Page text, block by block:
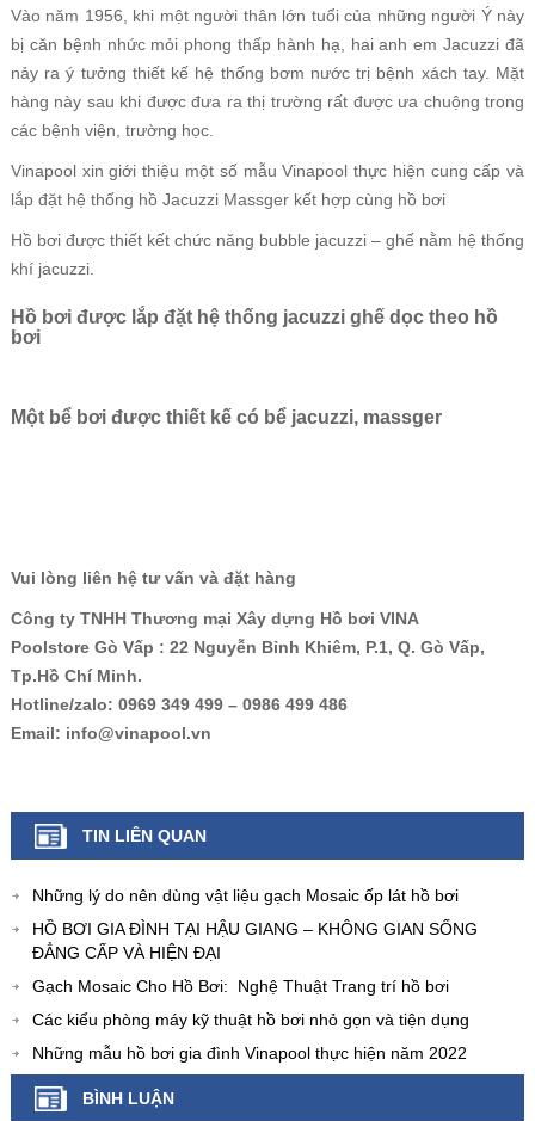
Vào năm 1956, khi một người thân lớn tuổi của những người Ý này
bị căn bệnh nhức mỏi phong thấp hành hạ, hai anh em Jacuzzi đã
nảy ra ý tưởng thiết kế hệ thống bơm nước trị bệnh xách tay. Mặt
hàng này sau khi được đưa ra thị trường rất được ưa chuộng trong
các bệnh viện, trường học.
Vinapool xin giới thiệu một số mẫu Vinapool thực hiện cung cấp và
lắp đặt hệ thống hồ Jacuzzi Massger kết hợp cùng hồ bơi
Hồ bơi được thiết kết chức năng bubble jacuzzi – ghế nằm hệ thống
khí jacuzzi.
Hồ bơi được lắp đặt hệ thống jacuzzi ghế dọc theo hồ
bơi
Một bể bơi được thiết kế có bể jacuzzi, massger
Vui lòng liên hệ tư vấn và đặt hàng
Công ty TNHH Thương mại Xây dựng Hồ bơi VINA
Poolstore Gò Vấp : 22 Nguyễn Bỉnh Khiêm, P.1, Q. Gò Vấp,
Tp.Hồ Chí Minh.
Hotline/zalo: 0969 349 499 – 0986 499 486
Email: info@vinapool.vn
TIN LIÊN QUAN
Những lý do nên dùng vật liệu gạch Mosaic ốp lát hồ bơi
HỒ BƠI GIA ĐÌNH TẠI HẬU GIANG – KHÔNG GIAN SỐNG
ĐẲNG CẤP VÀ HIỆN ĐẠI
Gạch Mosaic Cho Hồ Bơi: Nghệ Thuật Trang trí hồ bơi
Các kiểu phòng máy kỹ thuật hồ bơi nhỏ gọn và tiện dụng
Những mẫu hồ bơi gia đình Vinapool thực hiện năm 2022
BÌNH LUẬN